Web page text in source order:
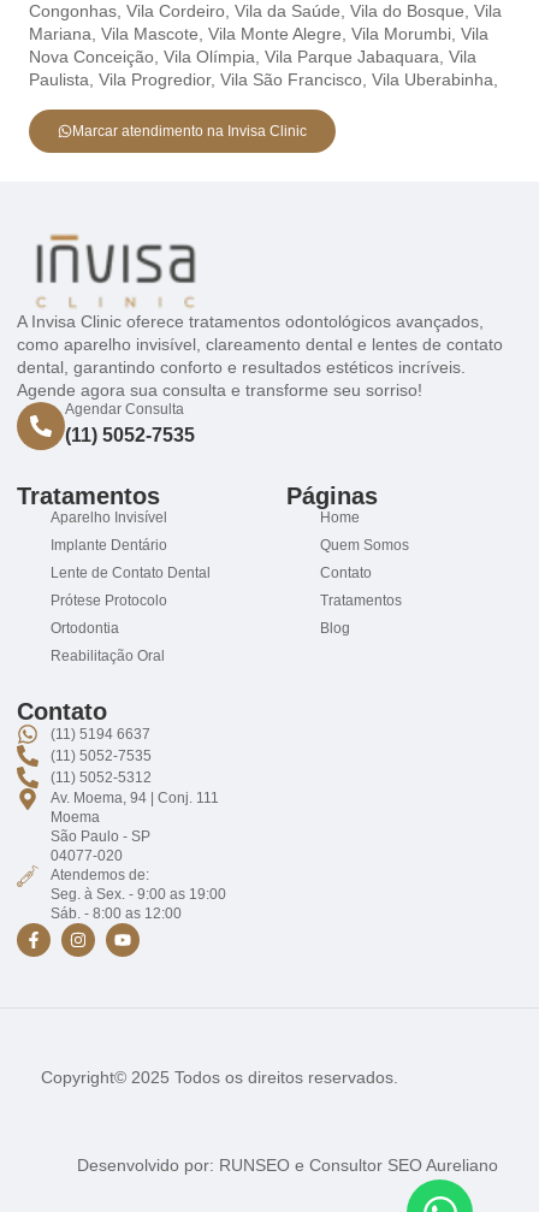
Congonhas, Vila Cordeiro, Vila da Saúde, Vila do Bosque, Vila
Mariana, Vila Mascote, Vila Monte Alegre, Vila Morumbi, Vila
Nova Conceição, Vila Olímpia, Vila Parque Jabaquara, Vila
Paulista, Vila Progredior, Vila São Francisco, Vila Uberabinha,
Marcar atendimento na Invisa Clinic
A Invisa Clinic oferece tratamentos odontológicos avançados,
como aparelho invisível, clareamento dental e lentes de contato
dental, garantindo conforto e resultados estéticos incríveis.
Agende agora sua consulta e transforme seu sorriso!
Agendar Consulta
(11) 5052-7535
Tratamentos
Aparelho Invisível
Implante Dentário
Lente de Contato Dental
Prótese Protocolo
Ortodontia
Reabilitação Oral
Páginas
Home
Quem Somos
Contato
Tratamentos
Blog
Contato
(11) 5194 6637
(11) 5052-7535
(11) 5052-5312
Av. Moema, 94 | Conj. 111
Moema
São Paulo - SP
04077-020
Atendemos de:
Seg. à Sex. - 9:00 as 19:00
Sáb. - 8:00 as 12:00
Copyright© 2025 Todos os direitos reservados.
Desenvolvido por: RUNSEO e Consultor SEO Aureliano